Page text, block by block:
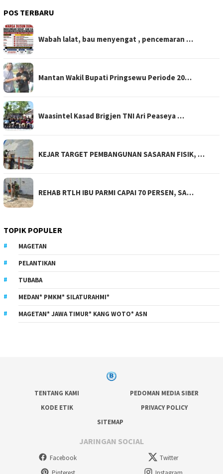
POS TERBARU
Wabah lalat, bau menyengat , pencemaran …
Mantan Wakil Bupati Pringsewu Periode 20…
Waasintel Kasad Brigjen TNI Ari Peaseya …
KEJAR TARGET PEMBANGUNAN SASARAN FISIK, …
REHAB RTLH IBU PARMI CAPAI 70 PERSEN, SA…
TOPIK POPULER
MAGETAN
PELANTIKAN
TUBABA
MEDAN* PMKM* SILATURAHMI*
MAGETAN* JAWA TIMUR* KANG WOTO* ASN
TENTANG KAMI
PEDOMAN MEDIA SIBER
KODE ETIK
PRIVACY POLICY
SITEMAP
JARINGAN SOCIAL
Facebook
Twitter